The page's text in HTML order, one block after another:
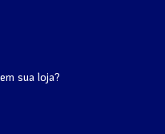
sua loja?